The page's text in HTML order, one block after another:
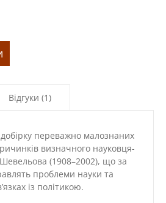
Відгуки (1)
переважно малознаних
визначного науковця-
(1908–2002), що за
проблеми науки та
із політикою.